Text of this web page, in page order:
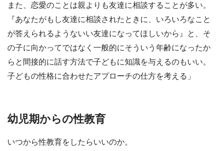
また、恋愛のことは親よりも友達に相談することが多い。
『あなたがもし友達に相談されたときに、いろいろなこと
が答えられるようないい友達になってほしいから』と、そ
の子に向かってではなく一般的にそういう年齢になったか
らと間接的に話す方法で子どもに知識を与えるのもいい。
子どもの性格に合わせたアプローチの仕方を考える」
幼児期からの性教育
いつから性教育をしたらいいのか。